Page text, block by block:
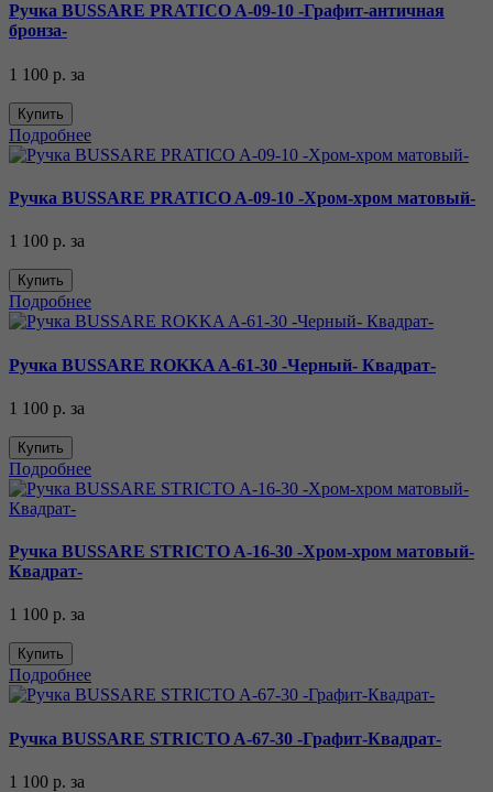
Ручка BUSSARE PRATICO A-09-10 -Графит-античная
бронза-
1 100 р. за
Купить
Подробнее
Ручка BUSSARE PRATICO A-09-10 -Хром-хром матовый-
1 100 р. за
Купить
Подробнее
Ручка BUSSARE ROKKA A-61-30 -Черный- Квадрат-
1 100 р. за
Купить
Подробнее
Ручка BUSSARE STRICTO A-16-30 -Хром-хром матовый-
Квадрат-
1 100 р. за
Купить
Подробнее
Ручка BUSSARE STRICTO A-67-30 -Графит-Квадрат-
1 100 р. за